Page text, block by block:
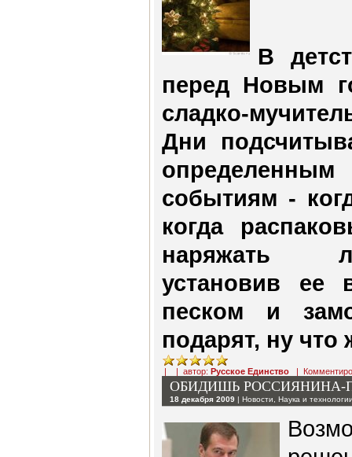
В
перед Новым
сладко-
Дни
событиям -
когда
наряжать
установив ее
песком и
подарят, ну
| | автор: Русское Единство |
ОБИДИШЬ РОССИЯНИНА-
18 декабря 2009 | Новости Наука и